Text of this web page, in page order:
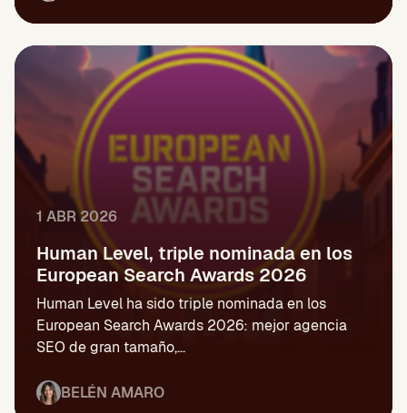
1 ABR 2026
Human Level, triple nominada en los
European Search Awards 2026
Human Level ha sido triple nominada en los
European Search Awards 2026: mejor agencia
SEO de gran tamaño,...
BELÉN AMARO